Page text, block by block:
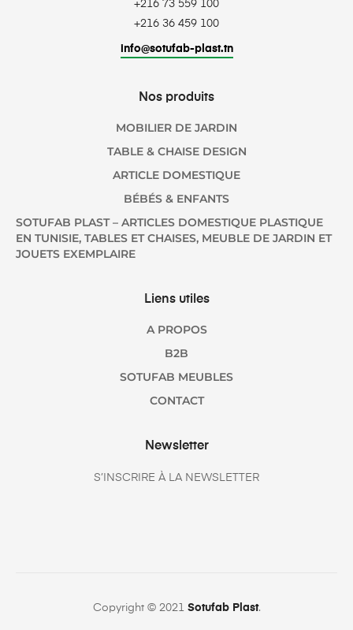
+216 73 559 100
+216 36 459 100
info@sotufab-plast.tn
Nos produits
MOBILIER DE JARDIN
TABLE & CHAISE DESIGN
ARTICLE DOMESTIQUE
BÉBÉS & ENFANTS
SOTUFAB PLAST – ARTICLES DOMESTIQUE PLASTIQUE
EN TUNISIE, TABLES ET CHAISES, MEUBLE DE JARDIN ET
JOUETS EXEMPLAIRE
Liens utiles
A PROPOS
B2B
SOTUFAB MEUBLES
CONTACT
Newsletter
S’INSCRIRE À LA NEWSLETTER
Copyright © 2021 Sotufab Plast.